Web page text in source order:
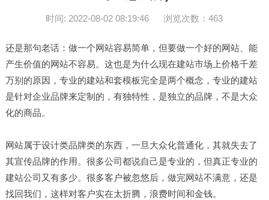
时间: 2022-08-02 08:19:46 浏览次数：463
还是那句老话：做一个网站容易简单，但要做一个好的网站、能
产生价值的网站不容易。这也是为什么现在建站市场上价格千差
万别的原因，专业的建站和套模板完全是两个概念，专业的建站
是针对企业品牌来定制的，有独特性，是独立的品牌，不是大众
化的商品。
网站属于设计类品牌类的东西，一旦大众化普通化，其就失去了
其宣传品牌的作用。很多公司都说自己是专业的，但真正专业的
建站公司又有多少。很多客户被忽悠后，做完网站不满意，还是
找回我们，这样对客户实在太折腾，浪费时间和金钱。